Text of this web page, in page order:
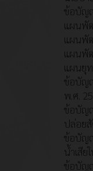
ข้อบัญ
แผนพั
แผนพั
แผนพั
แผนยุ
ข้อบัญ
พ.ศ.
ข้อบัญ
ปล่อย
ข้อบัญ
น้ำเสีย
ข้อบัญ